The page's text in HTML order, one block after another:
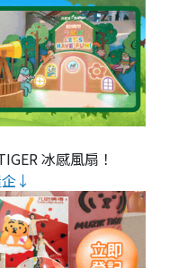
冰感風扇！
↓